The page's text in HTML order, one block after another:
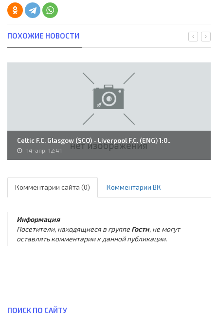
ПОХОЖИЕ НОВОСТИ
Celtic F.C. Glasgow (SCO) - Liverpool F.C. (ENG) 1:0..
14-апр, 12:41
Комментарии сайта (0) Комментарии ВК
Информация
Посетители, находящиеся в группе Гости, не могут
оставлять комментарии к данной публикации.
ПОИСК ПО САЙТУ